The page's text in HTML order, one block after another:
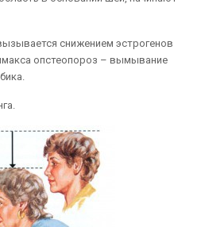
снижением эстрогенов
опстеопороз – вымывание